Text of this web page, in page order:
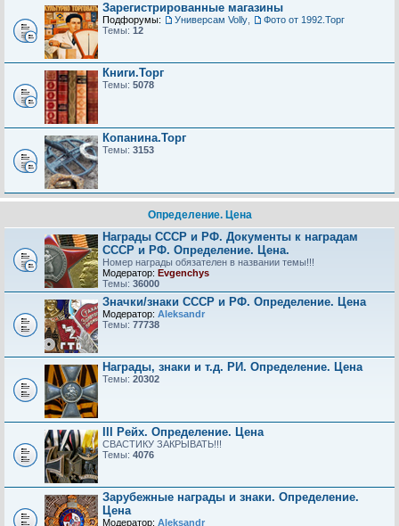
Зарегистрированные магазины
Подфорумы: Универсам Volly
Фото от 1992.Торг
Темы: 12
Книги.Торг
Темы: 5078
Копанина.Торг
Темы: 3153
Определение. Цена
Награды СССР и РФ. Документы к наградам
СССР и РФ. Определение. Цена.
Номер награды обязателен в названии темы!!!
Модератор: Evgenchys
Темы: 36000
Значки/знаки СССР и РФ. Определение. Цена
Модератор: Aleksandr
Темы: 77738
Награды, знаки и т.д. РИ. Определение. Цена
Темы: 20302
III Рейх. Определение. Цена
СВАСТИКУ ЗАКРЫВАТЬ!!!
Темы: 4076
Зарубежные награды и знаки. Определение.
Цена
Модератор: Aleksandr